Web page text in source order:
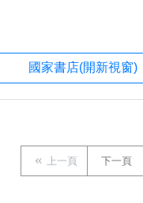
國家書店(開新視窗)
上一頁 下一頁